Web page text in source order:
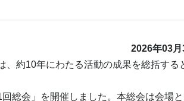
2026年03月
約10年にわたる活動の成果を総括する
総会」を開催しました。本総会は会場